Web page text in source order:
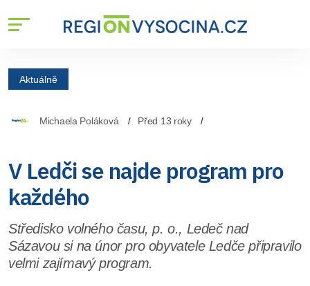
Aktuálně
Michaela Poláková Před 13 roky
V Ledči se najde program pro
každého
Středisko volného času, p. o., Ledeč nad
Sázavou si na únor pro obyvatele Ledče připravilo
velmi zajímavý program.